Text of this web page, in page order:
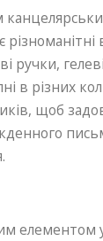
ручки,
в різних
щоб
елементом